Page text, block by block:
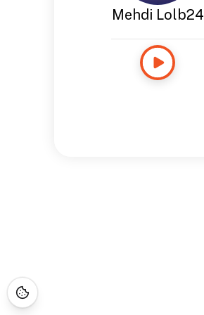
Mehdi Lolb24